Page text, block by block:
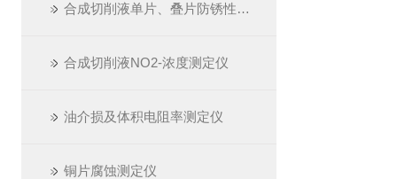
合成切削液单片、叠片防锈性测定仪
合成切削液NO2-浓度测定仪
油介损及体积电阻率测定仪
铜片腐蚀测定仪